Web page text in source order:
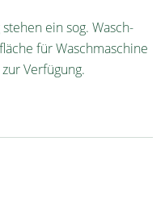
ein sog. Wasch-
für Waschmaschine
Verfügung.